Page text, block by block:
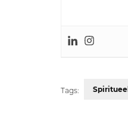
Tags: Spiritueel